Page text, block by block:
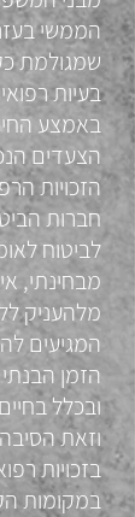
הממשי
שמגולמת
בעיות
באמצע
הצעדים
הזכויות
חברות
לביטוח
מבחינתי,
מלהעניק
המגיעים
הזמן
ובכלל
וזאת
בזכויות
במקומות